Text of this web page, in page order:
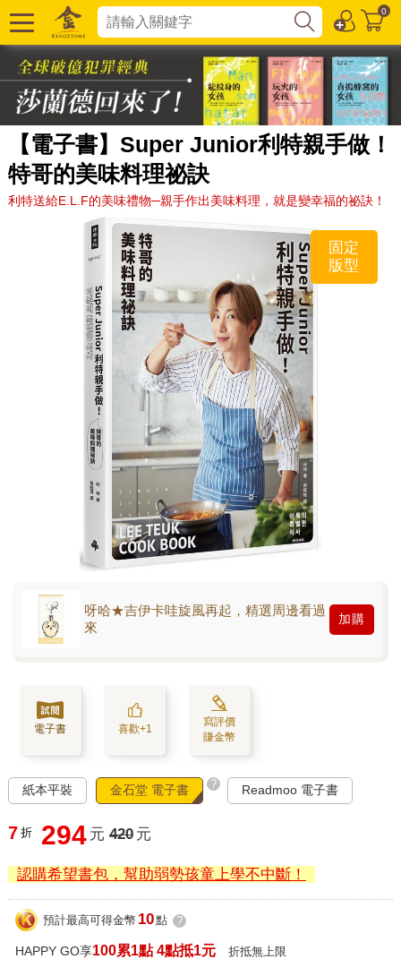
0
【電子書】Super Junior利特親手做！
特哥的美味料理祕訣
利特送給E.L.F的美味禮物─親手作出美味料理，就是變幸福的祕訣！
固定
版型
呀哈★吉伊卡哇旋風再起，精選周邊看過
來
加購
電子書 喜歡+1
寫評價
賺金幣
紙本平裝 金石堂 電子書 ? Readmoo 電子書
7 折 294 元 420 元
認購希望書包，幫助弱勢孩童上學不中斷！
預計最高可得金幣 10點 ?
HAPPY GO享100累1點 4點抵1元 折抵無上限